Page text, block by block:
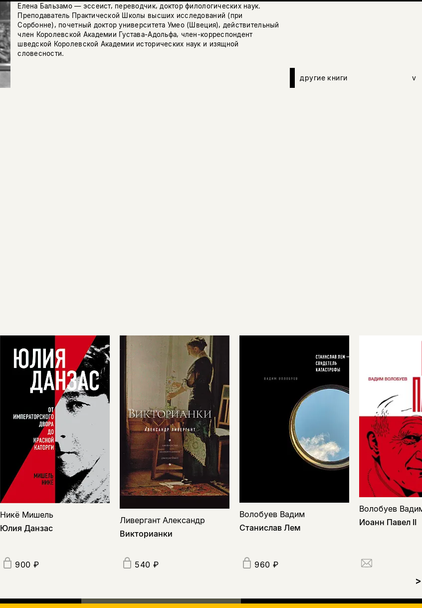
Елена Бальзамо — эссеист, переводчик, доктор филологических наук.
Преподаватель Практической Школы высших исследований (при
Сорбонне), почетный доктор университета Умео (Швеция), действительный
член Королевской Академии Густава-Адольфа, член-корреспондент
шведской Королевской Академии исторических наук и изящной
словесности.
другие книги v
Никё Мишель
Юлия Данзас
900 ₽
Ливергант Александр
Викторианки
540 ₽
Волобуев Вадим
Станислав Лем
960 ₽
Волобуев
Иоанн Павел II
>